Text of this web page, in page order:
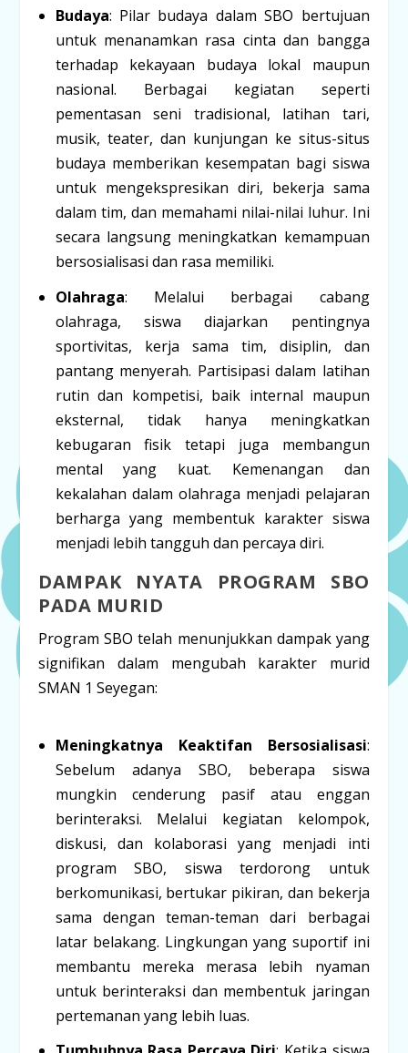
Budaya: Pilar budaya dalam SBO bertujuan
untuk menanamkan rasa cinta dan bangga
terhadap kekayaan budaya lokal maupun
nasional. Berbagai kegiatan seperti
pementasan seni tradisional, latihan tari,
musik, teater, dan kunjungan ke situs-situs
budaya memberikan kesempatan bagi siswa
untuk mengekspresikan diri, bekerja sama
dalam tim, dan memahami nilai-nilai luhur. Ini
secara langsung meningkatkan kemampuan
bersosialisasi dan rasa memiliki.
Olahraga: Melalui berbagai cabang
olahraga, siswa diajarkan pentingnya
sportivitas, kerja sama tim, disiplin, dan
pantang menyerah. Partisipasi dalam latihan
rutin dan kompetisi, baik internal maupun
eksternal, tidak hanya meningkatkan
kebugaran fisik tetapi juga membangun
mental yang kuat. Kemenangan dan
kekalahan dalam olahraga menjadi pelajaran
berharga yang membentuk karakter siswa
menjadi lebih tangguh dan percaya diri.
DAMPAK NYATA PROGRAM SBO
PADA MURID
Program SBO telah menunjukkan dampak yang
signifikan dalam mengubah karakter murid
SMAN 1 Seyegan:
Meningkatnya Keaktifan Bersosialisasi:
Sebelum adanya SBO, beberapa siswa
mungkin cenderung pasif atau enggan
berinteraksi. Melalui kegiatan kelompok,
diskusi, dan kolaborasi yang menjadi inti
program SBO, siswa terdorong untuk
berkomunikasi, bertukar pikiran, dan bekerja
sama dengan teman-teman dari berbagai
latar belakang. Lingkungan yang suportif ini
membantu mereka merasa lebih nyaman
untuk berinteraksi dan membentuk jaringan
pertemanan yang lebih luas.